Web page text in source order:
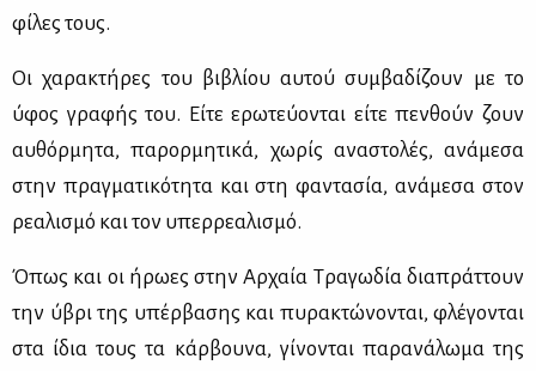
φί­λες τους.
Οι χα­ρα­κτή­ρες του βι­βλί­ου αυ­τού συμ­βα­δί­ζουν με το
ύφος γρα­φής του. Εί­τε ερω­τεύ­ο­νται εί­τε πεν­θούν ζουν
αυ­θόρ­μη­τα, πα­ρορ­μη­τι­κά, χω­ρίς ανα­στο­λές, ανά­με­σα
στην πραγ­μα­τι­κό­τη­τα και στη φα­ντα­σία, ανά­με­σα στον
ρε­α­λι­σμό και τον υπερ­ρε­α­λι­σμό.
Όπως και οι ήρω­ες στην Αρ­χαία Τρα­γω­δία δια­πράτ­τουν
την ύβρι της υπέρ­βα­σης και πυ­ρα­κτώ­νο­νται, φλέ­γο­νται
στα ίδια τους τα κάρ­βου­να, γί­νο­νται πα­ρα­νά­λω­μα της